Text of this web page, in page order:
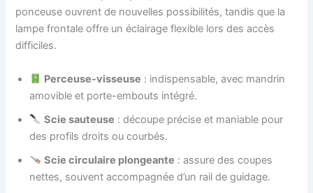
ponceuse ouvrent de nouvelles possibilités, tandis que la
lampe frontale offre un éclairage flexible lors des accès
difficiles.
Perceuse-visseuse : indispensable, avec mandrin
amovible et porte-embouts intégré.
Scie sauteuse : découpe précise et maniable pour
des profils droits ou courbés.
Scie circulaire plongeante : assure des coupes
nettes, souvent accompagnée d’un rail de guidage.